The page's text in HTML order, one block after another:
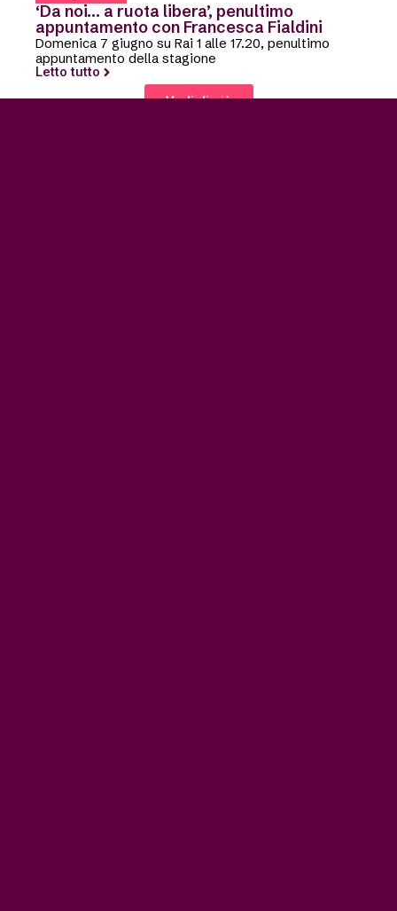
‘Da noi… a ruota libera’, penultimo
appuntamento con Francesca Fialdini
Domenica 7 giugno su Rai 1 alle 17.20, penultimo
appuntamento della stagione
Letto tutto
Vedi di più